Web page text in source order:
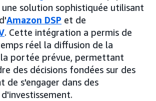
solution sophistiquée utilisant
Amazon DSP et de
. Cette intégration a permis de
réel la diffusion de la
portée prévue, permettant
des décisions fondées sur des
de s'engager dans des